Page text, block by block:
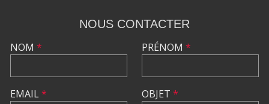
NOUS CONTACTER
NOM *
EMAIL*
PRÉNOM *
OBJET *